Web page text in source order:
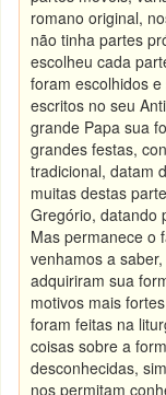
romano original,
não tinha partes
escolheu cada
foram escolhidos
escritos no seu
grande Papa sua
grandes festas,
tradicional, datam
muitas destas
Gregório, datando
Mas permanece o
venhamos a
adquiriram sua
motivos mais
foram feitas na
coisas sobre a
desconhecidas,
nos permitam